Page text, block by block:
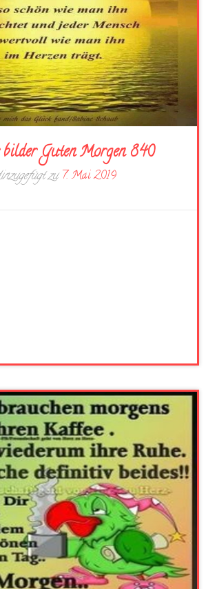
bilder Guten Morgen 840
zu7. Mai 2019